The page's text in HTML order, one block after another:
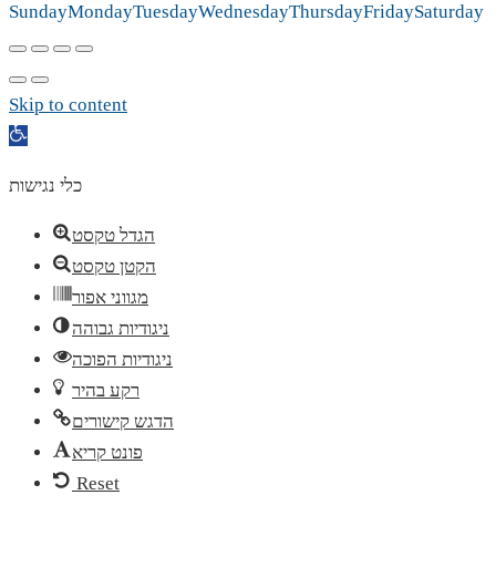
SundayMondayTuesdayWednesdayThursdayFridaySaturday
Skip to content
Open
כלי נגישות
הגדל טקסט
הקטן טקסט
מגווני אפור
ניגודיות גבוהה
ניגודיות הפוכה
רקע בהיר
הדגש קישורים
פונט קריא
Reset